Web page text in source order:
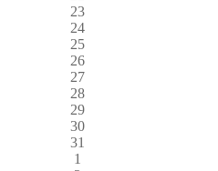
23
24
25
26
27
28
29
30
31
1